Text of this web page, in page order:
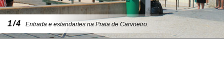
1/4 Entrada e estandartes na Praia de Carvoeiro.